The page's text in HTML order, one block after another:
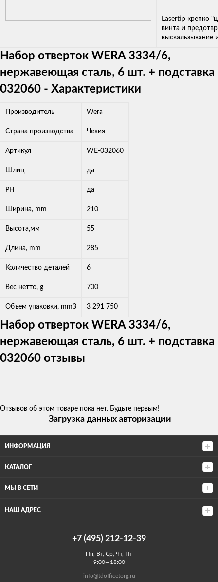
Lasertip крепко
винта и
выскальзывание
Набор отверток WERA 3334/6,
нержавеющая сталь, 6 шт. + подставка
032060 - Характеристики
Производитель Wera
Страна производства Чехия
Артикул WE-032060
Шлиц да
PH да
Ширина, mm 210
Высота,мм 55
Длина, mm 285
Количество деталей 6
Вес нетто, g 700
Объем упаковки, mm3 3 291 750
Набор отверток WERA 3334/6,
нержавеющая сталь, 6 шт. + подставка
032060 отзывы
Отзывов об этом товаре пока нет. Будьте первым!
Загрузка данных авторизации
ИНФОРМАЦИЯ
КАТАЛОГ
МЫ В СЕТИ
НАШ АДРЕС
+7 (495) 212-12-39
Пн, Вт, Ср, Чт, Пт
9:00—18:00
info@tdofficetorg.ru